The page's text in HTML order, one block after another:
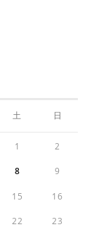
土 日
1 2
8 9
15 16
22 23